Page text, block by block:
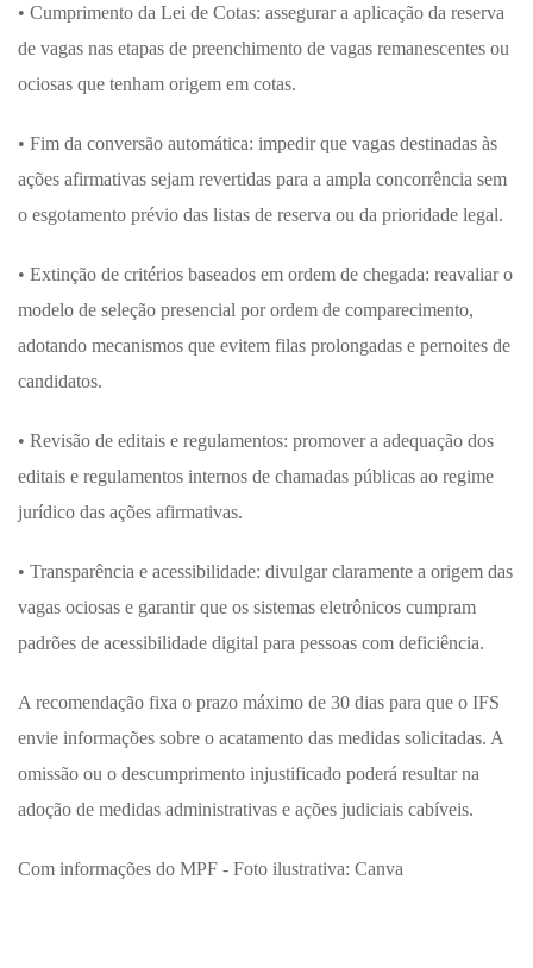
• Cumprimento da Lei de Cotas: assegurar a aplicação da reserva
de vagas nas etapas de preenchimento de vagas remanescentes ou
ociosas que tenham origem em cotas.
• Fim da conversão automática: impedir que vagas destinadas às
ações afirmativas sejam revertidas para a ampla concorrência sem
o esgotamento prévio das listas de reserva ou da prioridade legal.
• Extinção de critérios baseados em ordem de chegada: reavaliar o
modelo de seleção presencial por ordem de comparecimento,
adotando mecanismos que evitem filas prolongadas e pernoites de
candidatos.
• Revisão de editais e regulamentos: promover a adequação dos
editais e regulamentos internos de chamadas públicas ao regime
jurídico das ações afirmativas.
• Transparência e acessibilidade: divulgar claramente a origem das
vagas ociosas e garantir que os sistemas eletrônicos cumpram
padrões de acessibilidade digital para pessoas com deficiência.
A recomendação fixa o prazo máximo de 30 dias para que o IFS
envie informações sobre o acatamento das medidas solicitadas. A
omissão ou o descumprimento injustificado poderá resultar na
adoção de medidas administrativas e ações judiciais cabíveis.
Com informações do MPF - Foto ilustrativa: Canva